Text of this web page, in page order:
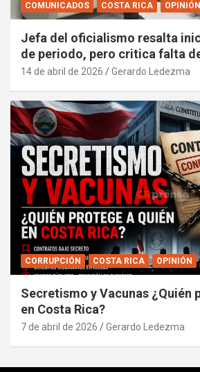
COMUNICADOS COSTA RICA OPINIÓN
Jefa del oficialismo resalta
de periodo, pero critica falta
14 de abril de 2026 Gerardo Ledezma
CORRUPCIÓN COSTA RICA OPINIÓN
Secretismo y Vacunas ¿Quién
en Costa Rica?
7 de abril de 2026 Gerardo Ledezma